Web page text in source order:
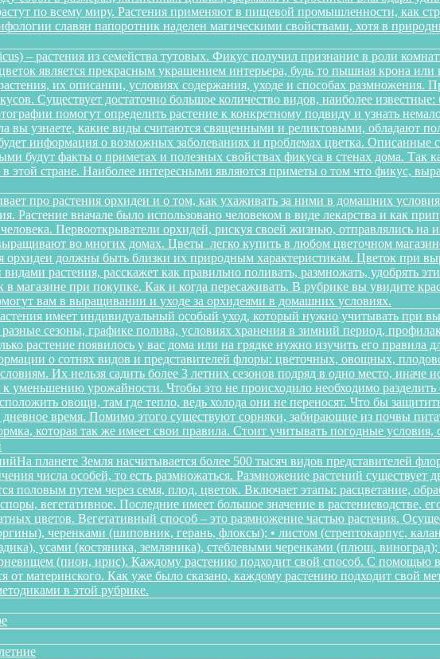
по всему миру. Растения применяют в пищевой промышленности, как
славян папоротник наделен магическими свойствами, хотя в
– растения из семейства тутовых. Фикус получил признание в роли
является прекрасным украшением интерьера, будь то пышная крона
их описании, условиях содержания, уходе и способах размножения.
Существует достаточно большое количество видов, наиболее
помогут определить растение к конкретному подвиду и узнать
вы узнаете, какие виды считаются священными и реликтовыми, обладают
информация о возможных заболеваниях и проблемах цветка.
будут факты о приметах и полезных свойствах фикуса в стенах дома. Так
этой стране. Наиболее интересными являются приметы о том что фикус,
про растения орхидеи и о том, как ухаживать за ними в домашних
Растение вначале было использовано человеком в виде лекарства и как
Первооткрыватели орхидей, рискуя своей жизнью, отправлялись
во многих домах. Цветы легко купить в любом цветочном
орхидеи должны быть близки их природным характеристикам. Цветок при
растения, расскажет как правильно поливать, размножать, удобрять
в магазине при покупке. Как и когда пересаживать. В рубрике вы увидите
вам в выращивании и уходе за орхидеями в домашних условиях.
имеет индивидуальный особый уход, который нужно учитывать при
сезоны, графике полива, условиях хранения в зимний период,
растение появилось у вас дома или на грядке нужно изучить его
о сотнях видов и представителей флоры: цветочных, овощных,
Их нельзя садить более 3 летних сезонов подряд в одно место, иначе
уменьшению урожайности. Чтобы это не происходило необходимо
овощи, там где тепло, ведь холода они не переносят. Что бы
дневное время. Помимо этого существуют сорняки, забирающие из почвы
которая так же имеет свои правила. Стоит учитывать погодные
На планете Земля насчитывается более 500 тысяч видов представителей
числа особей, то есть размножаться. Размножение растений существует
половым путем через семя, плод, цветок. Включает этапы: расцветание,
вегетативное. Последние имеет большое значение в растениеводстве,
цветов. Вегетативный способ – это размножение частью растения.
черенками (шиповник, герань, флоксы); • листом (стрептокарпус,
усами (костяника, земляника), стеблевыми черенками (плющ,
(пион, ирис). Каждому растению подходит свой способ. С помощью
от материнского. Как уже было сказано, каждому растению подходит свой
в этой рубрике.